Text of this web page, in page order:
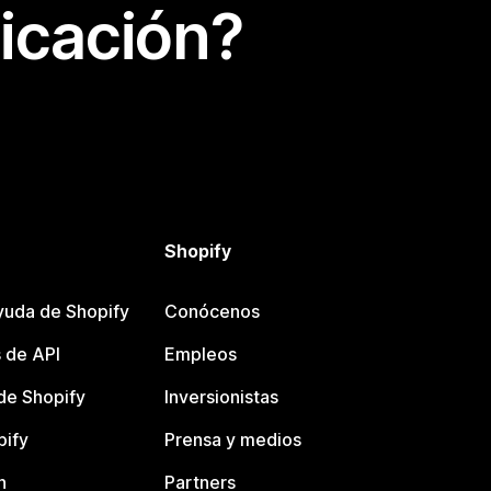
de Shopify
API
Shopify
Shopify
Conócenos
Empleos
Inversionistas
Prensa y medios
Partners